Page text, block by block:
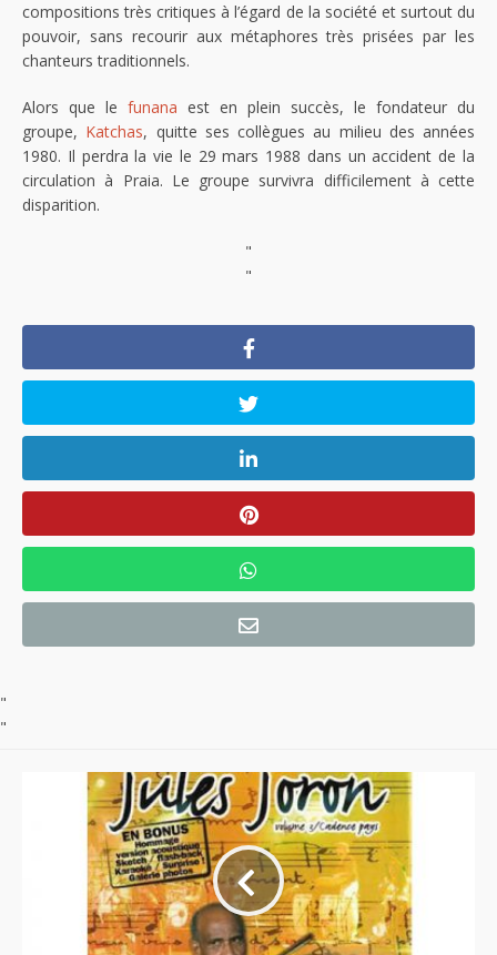
compositions très critiques à l’égard de la société et surtout du
pouvoir, sans recourir aux métaphores très prisées par les
chanteurs traditionnels.
Alors que le funana est en plein succès, le fondateur du
groupe, Katchas, quitte ses collègues au milieu des années
1980. Il perdra la vie le 29 mars 1988 dans un accident de la
circulation à Praia. Le groupe survivra difficilement à cette
disparition.
"
"
"
"